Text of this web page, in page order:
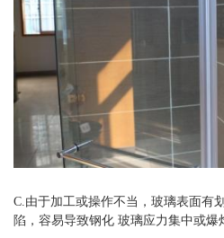
C.由于加工或操作不当，玻璃表面有
陷，容易导致钢化 玻璃应力集中或爆